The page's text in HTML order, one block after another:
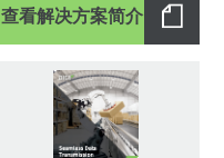
查看解决方案简介